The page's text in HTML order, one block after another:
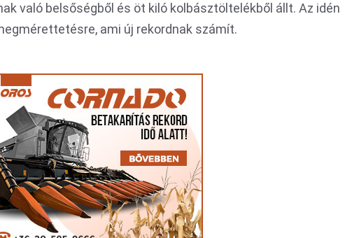
való belsőségből és öt kiló kolbásztöltelékből állt. Az idén
ami új rekordnak számít.